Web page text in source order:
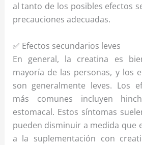
al tanto de los posibles efectos
precauciones adecuadas.
✅ Efectos secundarios leves
En general, la creatina es
mayoría de las personas, y los
son generalmente leves. Los
más comunes incluyen
estomacal. Estos síntomas
pueden disminuir a medida que
a la suplementación con